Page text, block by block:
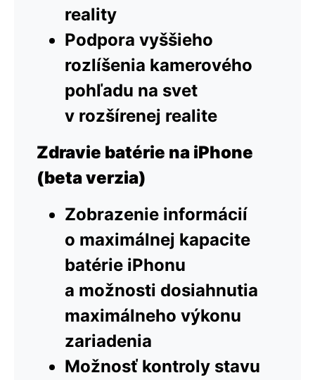
reality
Podpora vyššieho
rozlíšenia kamerového
pohľadu na svet
v rozšírenej realite
Zdravie batérie na iPhone
(beta verzia)
Zobrazenie informácií
o maximálnej kapacite
batérie iPhonu
a možnosti dosiahnutia
maximálneho výkonu
zariadenia
Možnosť kontroly stavu